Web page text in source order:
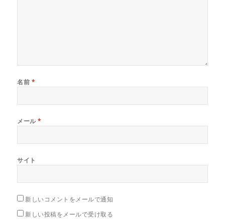
名前 *
メール*
サイト
新しいコメントをメールで通知
新しい投稿をメールで受け取る